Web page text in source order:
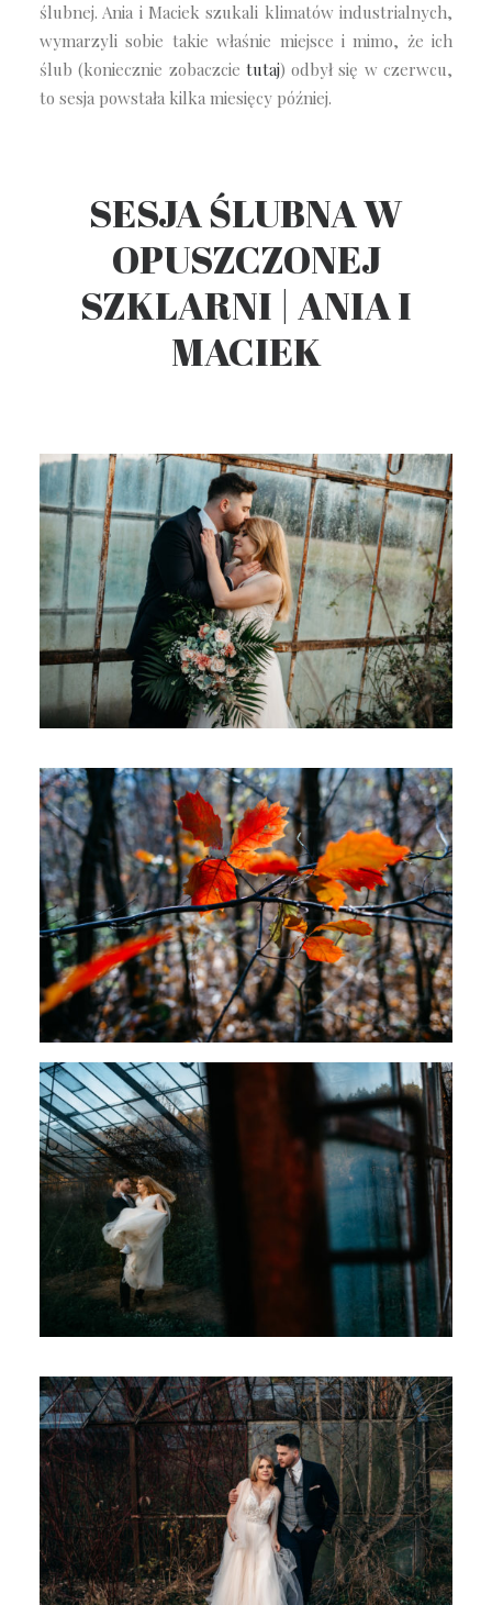
ślubnej. Ania i Maciek szukali klimatów industrialnych,
wymarzyli sobie takie właśnie miejsce i mimo, że ich
ślub (koniecznie zobaczcie tutaj) odbył się w czerwcu,
to sesja powstała kilka miesięcy później.
SESJA ŚLUBNA W
OPUSZCZONEJ
SZKLARNI | ANIA I
MACIEK